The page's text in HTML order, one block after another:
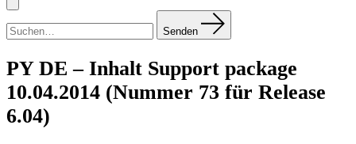
Menü
nach:
Senden
PY DE – Inhalt Support package
10.04.2014 (Nummer 73 für Release
6.04)